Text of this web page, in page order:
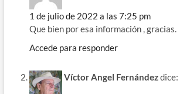
1 de julio de 2022 a las 7:25 pm
Que bien por esa información , gracias.
Accede para responder
Víctor Angel Fernándezdice: